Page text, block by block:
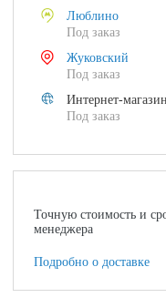
Люблино
Под заказ
Жуковский
Под заказ
Интернет-магазин
Под заказ
Точную стоимость и
менеджера
Подробно о доставке